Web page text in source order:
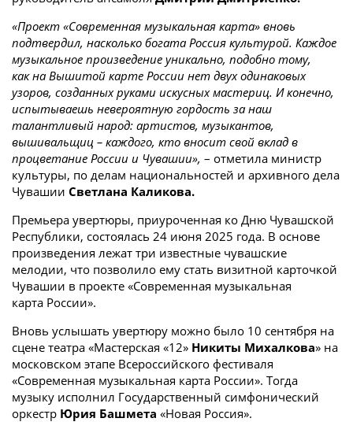
«Проект «Современная музыкальная карта» вновь
подтвердил, насколько богата Россия культурой. Каждое
музыкальное произведение уникально, подобно тому,
как на Вышитой карте России нет двух одинаковых
узоров, созданных руками искусных мастериц. И конечно,
испытываешь невероятную гордость за наш
талантливый народ: артистов, музыкантов,
вышивальщиц – каждого, кто вносит свой вклад в
процветание России и Чувашии», – отметила министр
культуры, по делам национальностей и архивного дела
Чувашии Светлана Каликова.
Премьера увертюры, приуроченная ко Дню Чувашской
Республики, состоялась 24 июня 2025 года. В основе
произведения лежат три известные чувашские
мелодии, что позволило ему стать визитной карточкой
Чувашии в проекте «Современная музыкальная
карта России».
Вновь услышать увертюру можно было 10 сентября на
сцене театра «Мастерская «12» Никиты Михалкова» на
московском этапе Всероссийского фестиваля
«Современная музыкальная карта России». Тогда
музыку исполнил Государственный симфонический
оркестр Юрия Башмета «Новая Россия».